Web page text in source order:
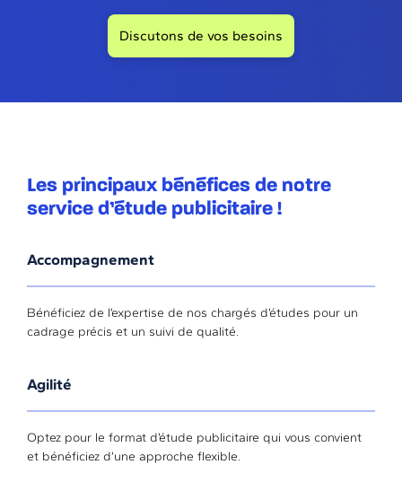
Discutons de vos besoins
Les principaux bénéfices de notre
service d’étude publicitaire !
Accompagnement
Bénéficiez de l’expertise de nos chargés d’études pour un
cadrage précis et un suivi de qualité.
Agilité
Optez pour le format d’étude publicitaire qui vous convient
et bénéficiez d’une approche flexible.